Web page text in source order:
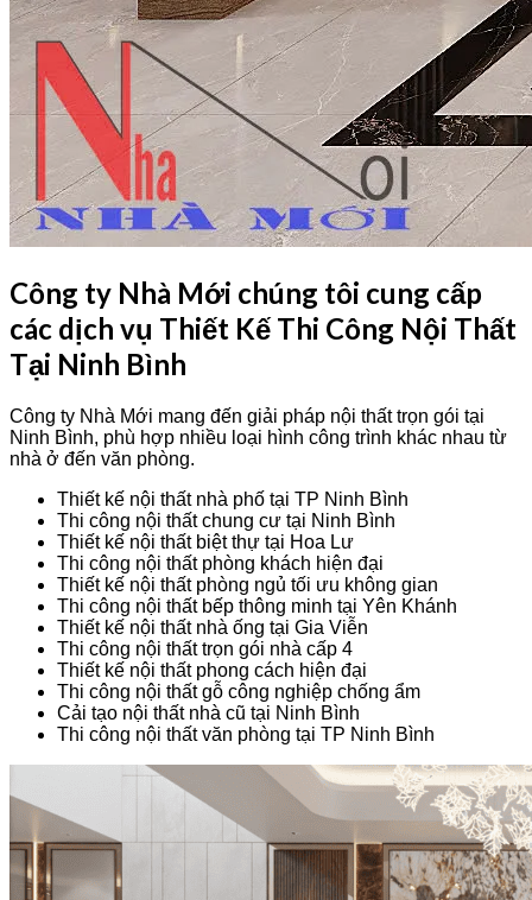
Công ty Nhà Mới chúng tôi cung cấp
các dịch vụ Thiết Kế Thi Công Nội Thất
Tại Ninh Bình
Công ty Nhà Mới mang đến giải pháp nội thất trọn gói tại
Ninh Bình, phù hợp nhiều loại hình công trình khác nhau từ
nhà ở đến văn phòng.
Thiết kế nội thất nhà phố tại TP Ninh Bình
Thi công nội thất chung cư tại Ninh Bình
Thiết kế nội thất biệt thự tại Hoa Lư
Thi công nội thất phòng khách hiện đại
Thiết kế nội thất phòng ngủ tối ưu không gian
Thi công nội thất bếp thông minh tại Yên Khánh
Thiết kế nội thất nhà ống tại Gia Viễn
Thi công nội thất trọn gói nhà cấp 4
Thiết kế nội thất phong cách hiện đại
Thi công nội thất gỗ công nghiệp chống ẩm
Cải tạo nội thất nhà cũ tại Ninh Bình
Thi công nội thất văn phòng tại TP Ninh Bình